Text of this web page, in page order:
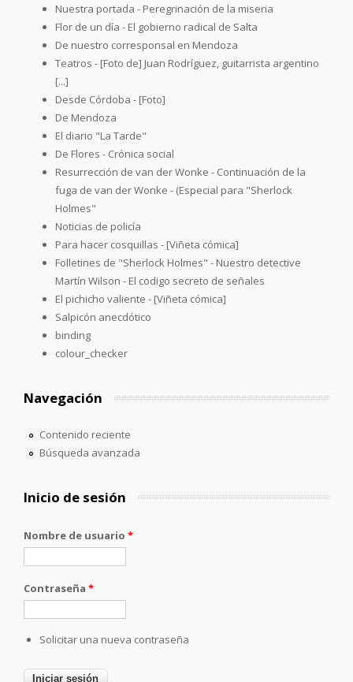
Nuestra portada - Peregrinación de la miseria
Flor de un día - El gobierno radical de Salta
De nuestro corresponsal en Mendoza
Teatros - [Foto de] Juan Rodríguez, guitarrista argentino
[...]
Desde Córdoba - [Foto]
De Mendoza
El diario "La Tarde"
De Flores - Crónica social
Resurrección de van der Wonke - Continuación de la
fuga de van der Wonke - (Especial para "Sherlock
Holmes"
Noticias de policía
Para hacer cosquillas - [Viñeta cómica]
Folletines de "Sherlock Holmes" - Nuestro detective
Martín Wilson - El codigo secreto de señales
El pichicho valiente - [Viñeta cómica]
Salpicón anecdótico
binding
colour_checker
Navegación
Contenido reciente
Búsqueda avanzada
Inicio de sesión
Nombre de usuario *
Contraseña *
Solicitar una nueva contraseña